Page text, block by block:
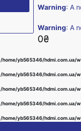
Warning: A
Warning: A
0₴
/home/yb565346/hdmi.com.ua/
/home/yb565346/hdmi.com.ua/
/home/yb565346/hdmi.com.ua/
/home/yb565346/hdmi.com.ua/
/home/yb565346/hdmi.com.ua/